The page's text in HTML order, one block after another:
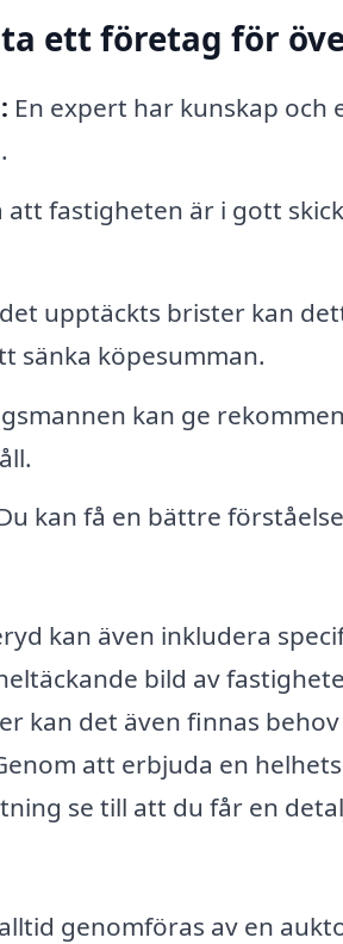
ett företag för
En expert har kunskap
att fastigheten är i gott
upptäckts brister kan
sänka köpesumman.
kan ge
kan få en bättre
kan även inkludera
bild av
kan det även finnas
att erbjuda en
se till att du får en
genomföras av en